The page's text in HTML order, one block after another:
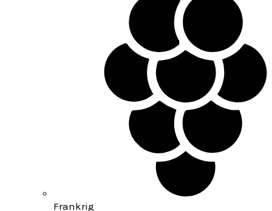
Frankrig